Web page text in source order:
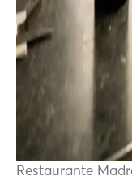
Restaurante